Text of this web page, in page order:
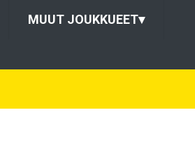
MUUT JOUKKUEET▾